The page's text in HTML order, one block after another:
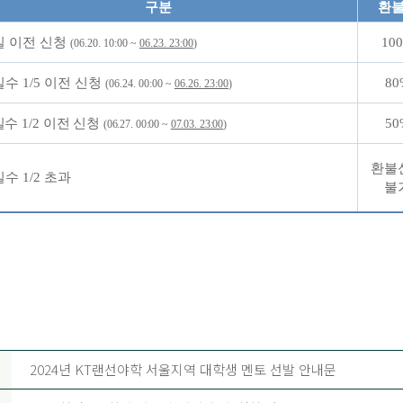
구분 환
이전 신청 (06.20. 10:00 ~ 06.23. 23:00)
수 1/5 이전 신청 (06.24. 00:00 ~ 06.26. 23:00)
수 1/2 이전 신청 (06.27. 00:00 ~ 07.03. 23:00)
수 1/2 초과
환불
불
2024년 KT랜선야학 서울지역 대학생 멘토 선발 안내문